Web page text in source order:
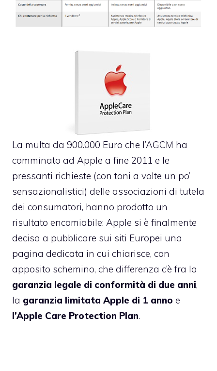
La multa da 900.000 Euro che l’AGCM ha
comminato ad Apple a fine 2011 e le
pressanti richieste (con toni a volte un po’
sensazionalistici) delle associazioni di tutela
dei consumatori, hanno prodotto un
risultato encomiabile: Apple si è finalmente
decisa a pubblicare sui siti Europei una
pagina dedicata in cui chiarisce, con
apposito schemino, che differenza c’è fra la
garanzia legale di conformità di due anni,
la garanzia limitata Apple di 1 anno e
l’Apple Care Protection Plan.